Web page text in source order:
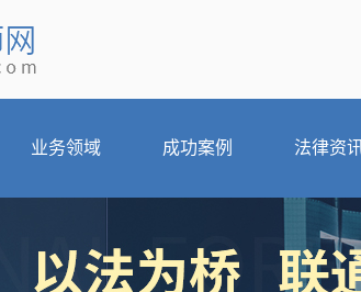
业务领域 成功案例 法律资